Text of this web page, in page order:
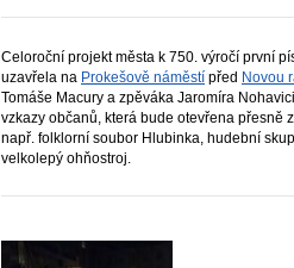
Celoroční projekt města k 750. výročí první
uzavřela na Prokešově náměstí před Novou
Tomáše Macury a zpěváka Jaromíra
vzkazy občanů, která bude otevřena přesně
např. folklorní soubor Hlubinka, hudební
velkolepý ohňostroj.